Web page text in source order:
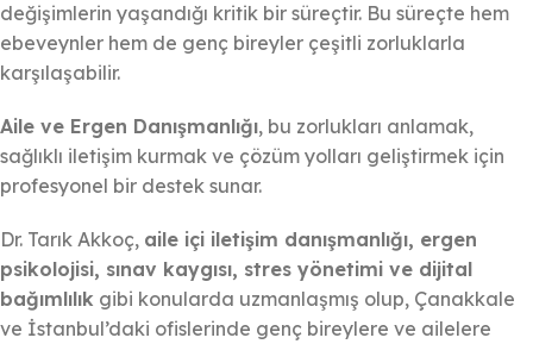
değişimlerin yaşandığı kritik bir süreçtir. Bu süreçte hem
ebeveynler hem de genç bireyler çeşitli zorluklarla
karşılaşabilir.
Aile ve Ergen Danışmanlığı, bu zorlukları anlamak,
sağlıklı iletişim kurmak ve çözüm yolları geliştirmek için
profesyonel bir destek sunar.
Dr. Tarık Akkoç, aile içi iletişim danışmanlığı, ergen
psikolojisi, sınav kaygısı, stres yönetimi ve dijital
bağımlılık gibi konularda uzmanlaşmış olup, Çanakkale
ve İstanbul’daki ofislerinde genç bireylere ve ailelere